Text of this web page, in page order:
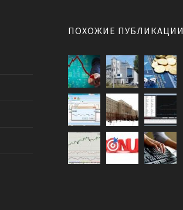
ПОХОЖИЕ ПУБЛИКАЦИИ